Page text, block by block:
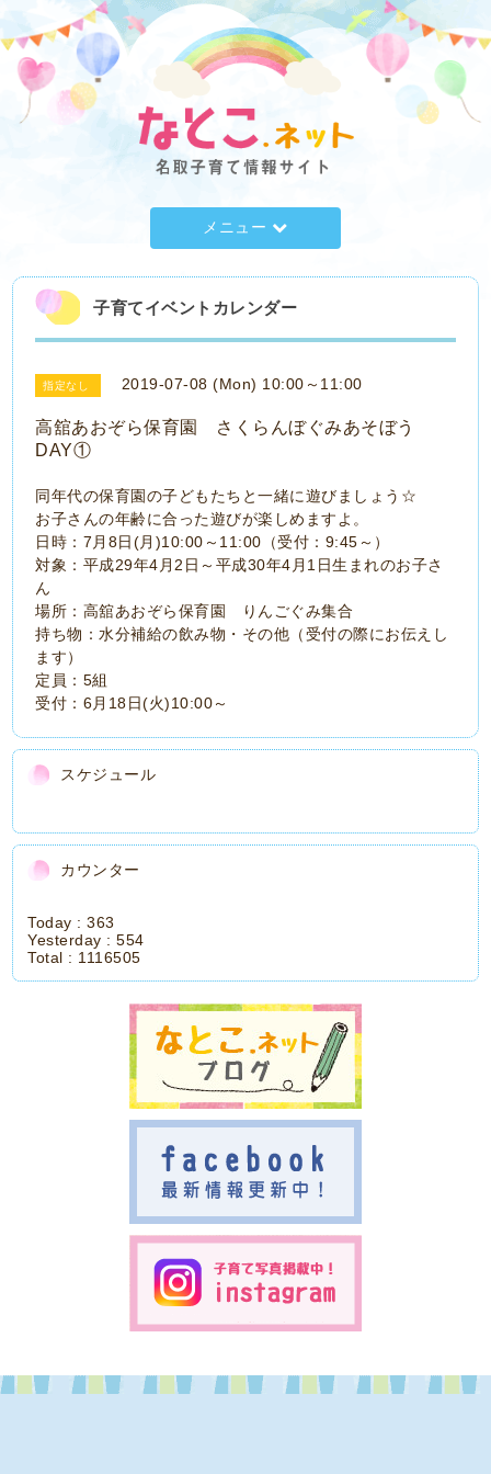
メニュー
子育てイベントカレンダー
指定なし 2019-07-08 (Mon) 10:00～11:00
高舘あおぞら保育園 さくらんぼぐみあそぼう
DAY①
同年代の保育園の子どもたちと一緒に遊びましょう☆
お子さんの年齢に合った遊びが楽しめますよ。
日時：7月8日(月)10:00～11:00（受付：9:45～）
対象：平成29年4月2日～平成30年4月1日生まれのお子さ
ん
場所：高舘あおぞら保育園 りんごぐみ集合
持ち物：水分補給の飲み物・その他（受付の際にお伝えし
ます）
定員：5組
受付：6月18日(火)10:00～
スケジュール
カウンター
Today :363
Yesterday :554
Total : 1116505